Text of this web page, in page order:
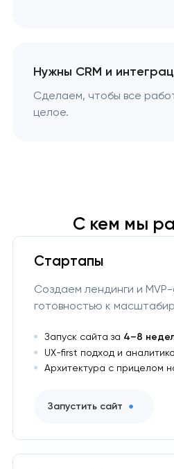
Нужны CRM и
Сделаем, чтобы все
целое.
С кем мы
Стартапы
Создаем лендинги и
готовностью к
Запуск сайта за 4–8
UX-first подход и аналитика
Архитектура с прицелом
Запустить сайт